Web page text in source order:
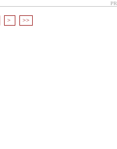
PR
> >>